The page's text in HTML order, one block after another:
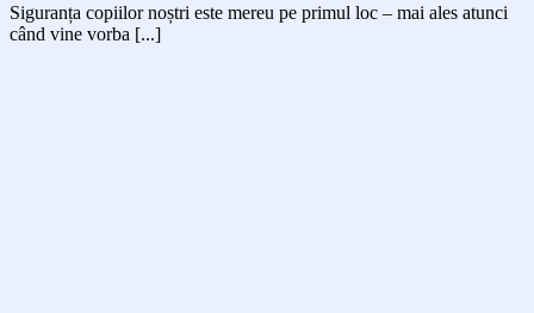
Siguranța copiilor noștri este mereu pe primul loc – mai ales atunci
când vine vorba [...]